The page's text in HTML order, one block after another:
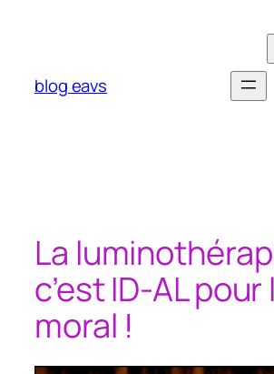
blog eavs
La
c’est ID-AL pour
moral !